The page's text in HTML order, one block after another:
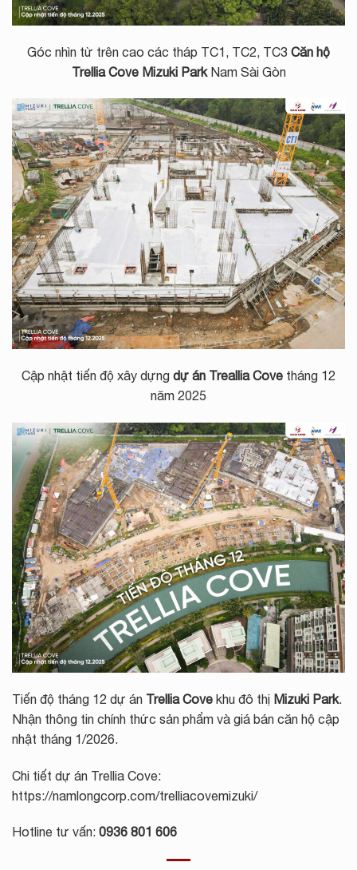
Góc nhìn từ trên cao các tháp TC1, TC2, TC3 Căn hộ
Trellia Cove Mizuki ParkNam Sài Gòn
Cập nhật tiến độ xây dựng dự án Treallia Cove tháng 12
năm 2025
Tiến độ tháng 12 dự án Trellia Cove khu đô thị Mizuki Park.
Nhận thông tin chính thức sản phẩm và giá bán căn hộ cập
nhật tháng 1/2026.
Chi tiết dự án Trellia Cove:
https://namlongcorp.com/trelliacovemizuki/
Hotline tư vấn: 0936 801 606